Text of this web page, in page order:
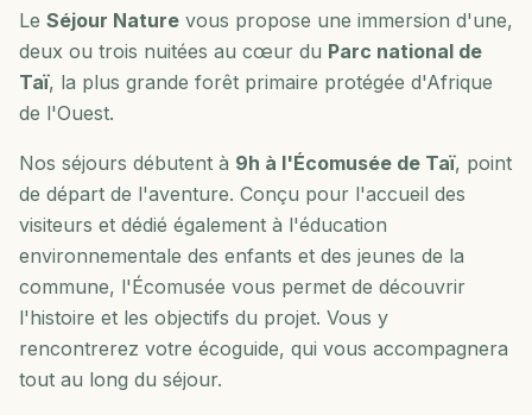
Le Séjour Nature vous propose une immersion d'une,
deux ou trois nuitées au cœur du Parc national de
Taï, la plus grande forêt primaire protégée d'Afrique
de l'Ouest.
Nos séjours débutent à 9h à l'Écomusée de Taï, point
de départ de l'aventure. Conçu pour l'accueil des
visiteurs et dédié également à l'éducation
environnementale des enfants et des jeunes de la
commune, l'Écomusée vous permet de découvrir
l'histoire et les objectifs du projet. Vous y
rencontrerez votre écoguide, qui vous accompagnera
tout au long du séjour.